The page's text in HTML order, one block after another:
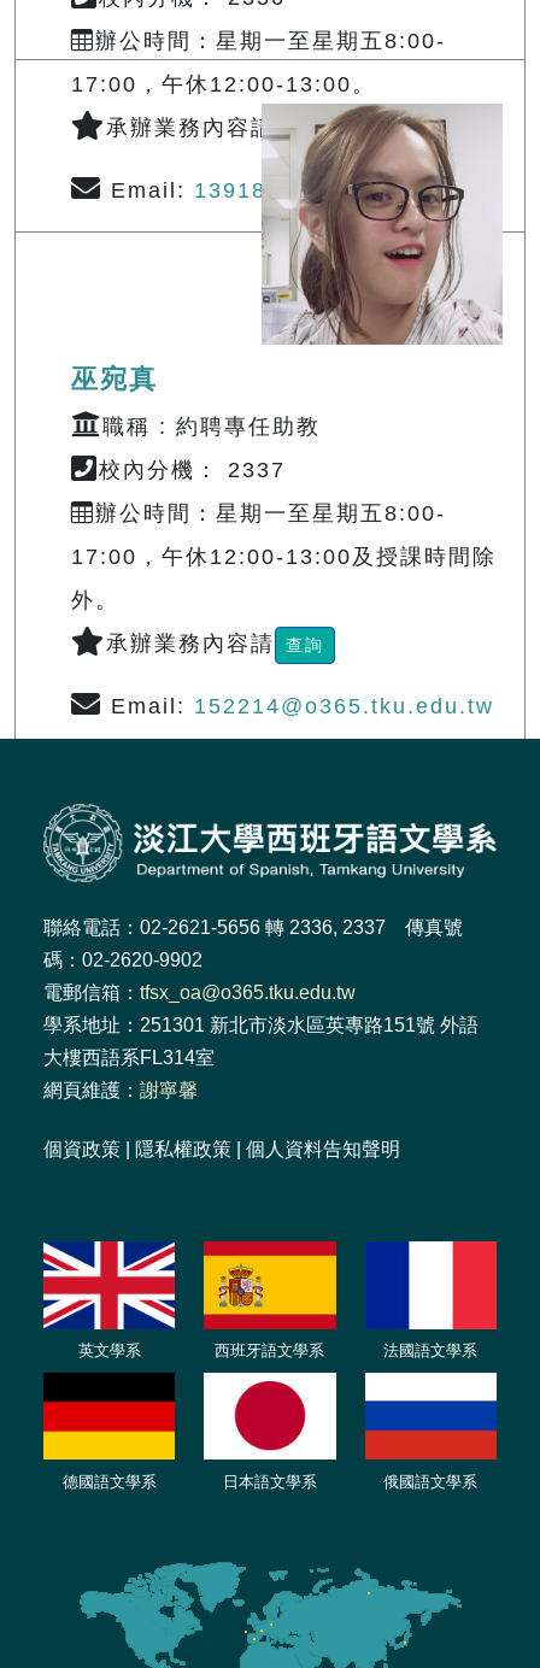
辦公時間：星期一至星期五8:00-
17:00，午休12:00-13:00。
承辦業務內容請
查詢
Email: 139182@o365.tku.edu.tw
巫宛真
職稱 : 約聘專任助教
校內分機： 2337
辦公時間：星期一至星期五8:00-
17:00，午休12:00-13:00及授課時間除
外。
承辦業務內容請
查詢
Email: 152214@o365.tku.edu.tw
聯絡電話：02-2621-5656 轉 2336, 2337 傳真號
碼：02-2620-9902
電郵信箱： tfsx_oa@o365.tku.edu.tw
學系地址：251301 新北市淡水區英專路151號 外語
大樓西語系FL314室
網頁維護： 謝寧馨
個資政策 隱私權政策 個人資料告知聲明
英文學系 西班牙語文學系 法國語文學系
德國語文學系 日本語文學系 俄國語文學系